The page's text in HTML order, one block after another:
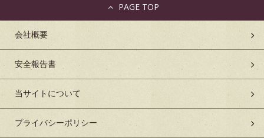
会社概要
安全報告書
当サイトについて
プライバシーポリシー
PAGE TOP